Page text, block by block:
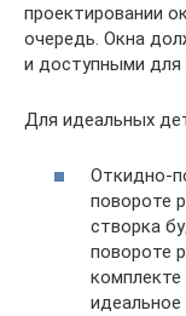
проектировании
очередь. Окна
и доступными для
Для идеальных
Откидно-
повороте
створка
повороте